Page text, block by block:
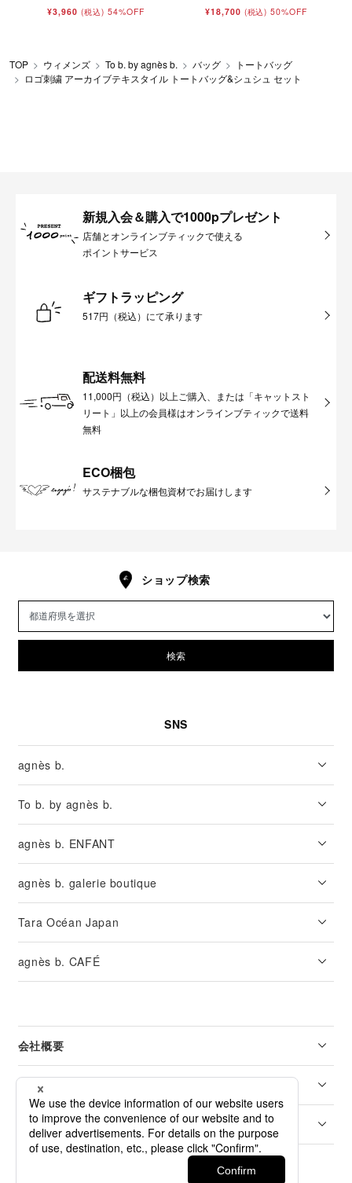
¥3,960 (税込) 54%OFF ¥18,700 (税込) 50%OFF
TOP ウィメンズ To b. by agnès b. バッグ
トートバッグ
ロゴ刺繍 アーカイブテキスタイル トートバッグ&シュシュ セット
新規入会＆購入で1000pプレゼント
店舗とオンラインブティックで使える
ポイントサービス
ギフトラッピング
517円（税込）にて承ります
配送料無料
11,000円（税込）以上ご購入、または「キャットスト
リート」以上の会員様はオンラインブティックで送料
無料
ECO梱包
サステナブルな梱包資材でお届けします
ショップ検索
検索
SNS
agnès b.
To b. by agnès b.
agnès b. ENFANT
agnès b. galerie boutique
Tara Océan Japan
agnès b. CAFÉ
会社概要
リーガル
カスタマーサービス